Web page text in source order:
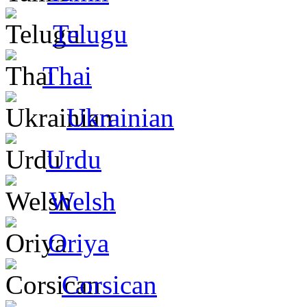
Telugu
Thai
Ukrainian
Urdu
Welsh
Oriya
Corsican